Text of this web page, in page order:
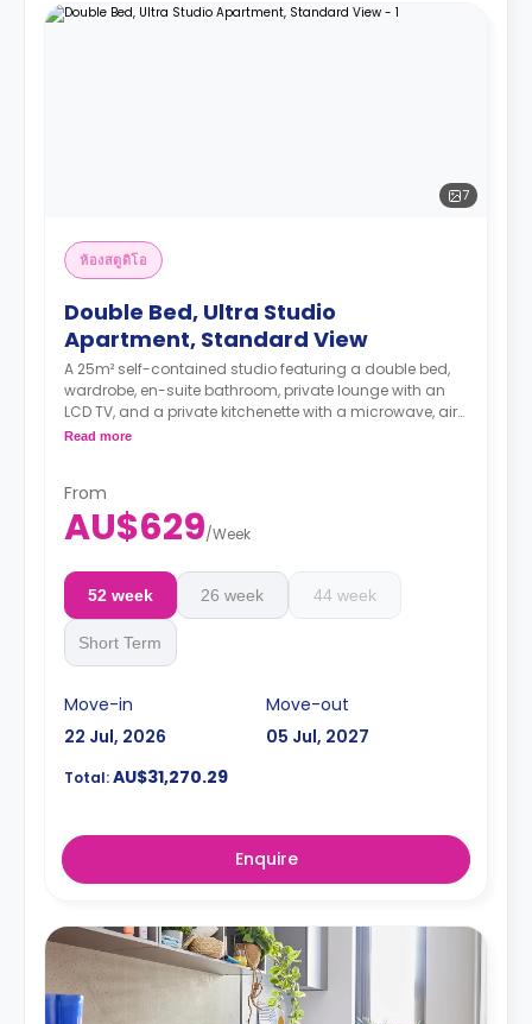
7
ห้องสตูดิโอ
Double Bed, Ultra Studio
Apartment, Standard View
A 25m² self-contained studio featuring a double bed,
wardrobe, en-suite bathroom, private lounge with an
LCD TV, and a private kitchenette with a microwave, air
conditioning, and a larger dining and study area.
Read more
From
AU$629/Week
52 week 26 week 44 week
Short Term
Move-in
22 Jul, 2026
Move-out
05 Jul, 2027
Total:AU$31,270.29
Enquire